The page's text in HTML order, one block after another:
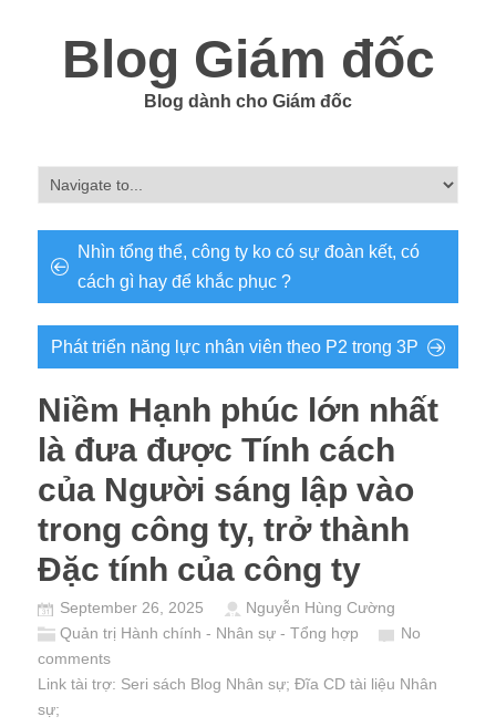
Blog Giám đốc
Blog dành cho Giám đốc
Nhìn tổng thể, công ty ko có sự đoàn kết, có
cách gì hay để khắc phục ?
Phát triển năng lực nhân viên theo P2 trong 3P
Niềm Hạnh phúc lớn nhất
là đưa được Tính cách
của Người sáng lập vào
trong công ty, trở thành
Đặc tính của công ty
September 26, 2025
Nguyễn Hùng Cường
Quản trị Hành chính - Nhân sự - Tổng hợp
No
comments
Link tài trợ: Seri sách Blog Nhân sự; Đĩa CD tài liệu Nhân
sự;